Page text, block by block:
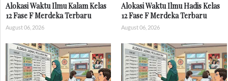
Alokasi Waktu Ilmu Kalam Kelas
12 Fase F Merdeka Terbaru
August 06, 2026
Alokasi Waktu Ilmu Hadis Kelas
12 Fase F Merdeka Terbaru
August 06, 2026